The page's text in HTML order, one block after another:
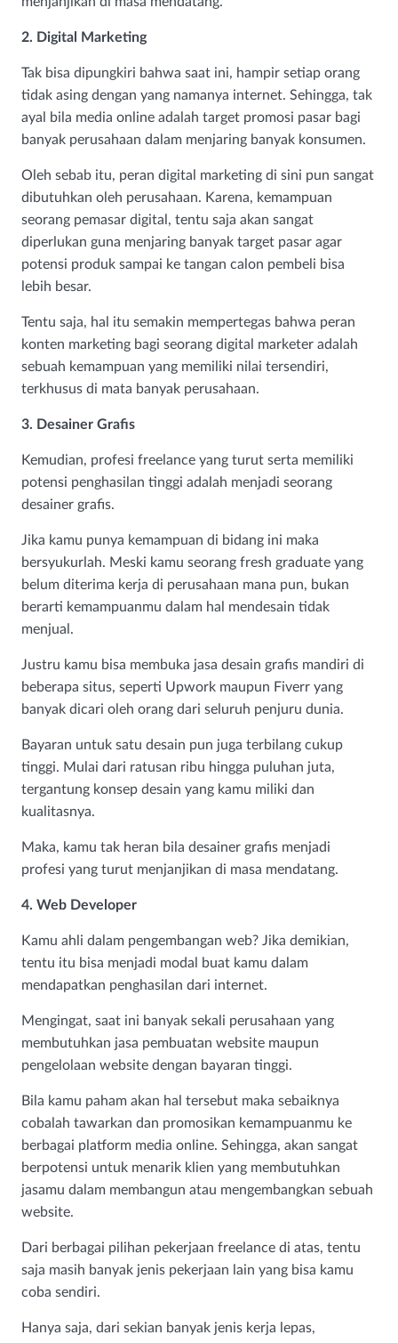
2. Digital Marketing
Tak bisa dipungkiri bahwa saat ini, hampir setiap orang
tidak asing dengan yang namanya internet. Sehingga, tak
ayal bila media online adalah target promosi pasar bagi
banyak perusahaan dalam menjaring banyak konsumen.
Oleh sebab itu, peran digital marketing di sini pun sangat
dibutuhkan oleh perusahaan. Karena, kemampuan
seorang pemasar digital, tentu saja akan sangat
diperlukan guna menjaring banyak target pasar agar
potensi produk sampai ke tangan calon pembeli bisa
lebih besar.
Tentu saja, hal itu semakin mempertegas bahwa peran
konten marketing bagi seorang digital marketer adalah
sebuah kemampuan yang memiliki nilai tersendiri,
terkhusus di mata banyak perusahaan.
3. Desainer Grafis
Kemudian, profesi freelance yang turut serta memiliki
potensi penghasilan tinggi adalah menjadi seorang
desainer grafis.
Jika kamu punya kemampuan di bidang ini maka
bersyukurlah. Meski kamu seorang fresh graduate yang
belum diterima kerja di perusahaan mana pun, bukan
berarti kemampuanmu dalam hal mendesain tidak
menjual.
Justru kamu bisa membuka jasa desain grafis mandiri di
beberapa situs, seperti Upwork maupun Fiverr yang
banyak dicari oleh orang dari seluruh penjuru dunia.
Bayaran untuk satu desain pun juga terbilang cukup
tinggi. Mulai dari ratusan ribu hingga puluhan juta,
tergantung konsep desain yang kamu miliki dan
kualitasnya.
Maka, kamu tak heran bila desainer grafis menjadi
profesi yang turut menjanjikan di masa mendatang.
4. Web Developer
Kamu ahli dalam pengembangan web? Jika demikian,
tentu itu bisa menjadi modal buat kamu dalam
mendapatkan penghasilan dari internet.
Mengingat, saat ini banyak sekali perusahaan yang
membutuhkan jasa pembuatan website maupun
pengelolaan website dengan bayaran tinggi.
Bila kamu paham akan hal tersebut maka sebaiknya
cobalah tawarkan dan promosikan kemampuanmu ke
berbagai platform media online. Sehingga, akan sangat
berpotensi untuk menarik klien yang membutuhkan
jasamu dalam membangun atau mengembangkan sebuah
website.
Dari berbagai pilihan pekerjaan freelance di atas, tentu
saja masih banyak jenis pekerjaan lain yang bisa kamu
coba sendiri.
Hanya saja, dari sekian banyak jenis kerja lepas,